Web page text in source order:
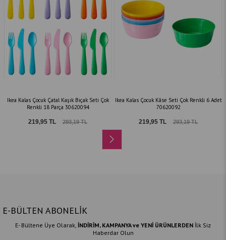
Ikea Kalas Çocuk Çatal Kaşık Bıçak Seti Çok
Renkli 18 Parça 30620094
219,95 TL 293,19 TL
Ikea Kalas Çocuk Kâse Seti Çok Renkli 6 Adet
70620092
219,95 TL 293,19 TL
E-BÜLTEN ABONELİK
E- Bültene Üye Olarak, İNDİRİM, KAMPANYA ve YENİ ÜRÜNLERDEN İlk Siz
Haberdar Olun